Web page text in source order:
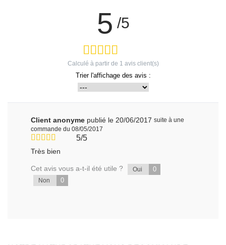
5 /5
Calculé à partir de 1 avis client(s)
Trier l'affichage des avis :
Client anonyme publié le 20/06/2017 suite à une
commande du 08/05/2017
5/5
Très bien
Cet avis vous a-t-il été utile ? Oui 0
Non 0